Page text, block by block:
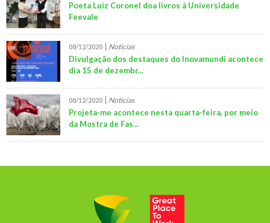
Poeta Luiz Coronel doa livros à Universidade
Feevale
08/12/2020 Notícias
Divulgação dos destaques do Inovamundi acontece
dia 15 de dezembr...
08/12/2020 Notícias
Projeta-me acontece nesta quarta-feira, por meio
da Mostra de Fas...